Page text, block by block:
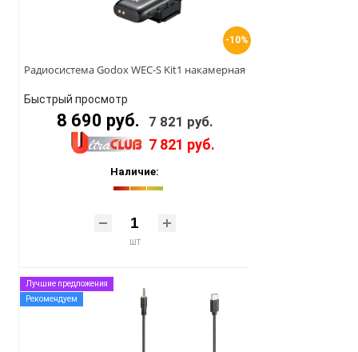
-10%
Радиосистема Godox WEC-S Kit1 накамерная
Быстрый просмотр
8 690 руб. 7 821 руб.
7 821 руб.
Наличие:
шт
Лучшие предложения
Рекомендуем